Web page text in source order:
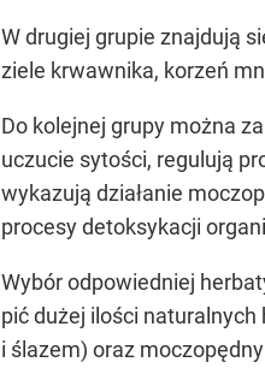
W drugiej grupie znajdują
ziele krwawnika, korzeń
Do kolejnej grupy można
uczucie sytości, regulują
wykazują działanie
procesy detoksykacji
Wybór odpowiedniej
pić dużej ilości
i ślazem) oraz